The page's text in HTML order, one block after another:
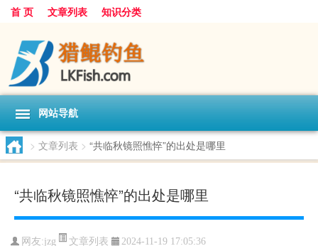
首 页 文章列表 知识分类
网站导航
> 文章列表 > “共临秋镜照憔悴”的出处是哪里
“共临秋镜照憔悴”的出处是哪里
网友:jzg 文章列表 2024-11-19 17:05:36